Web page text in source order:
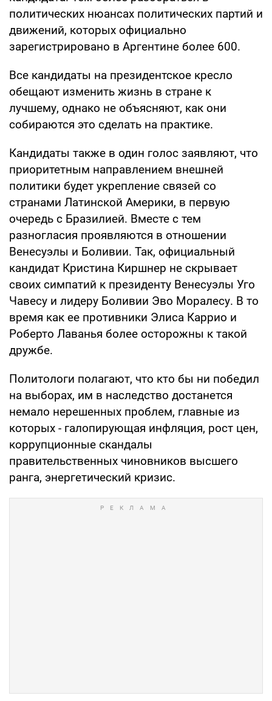
политических нюансах политических партий и
движений, которых официально
зарегистрировано в Аргентине более 600.
Все кандидаты на президентское кресло
обещают изменить жизнь в стране к
лучшему, однако не объясняют, как они
собираются это сделать на практике.
Кандидаты также в один голос заявляют, что
приоритетным направлением внешней
политики будет укрепление связей со
странами Латинской Америки, в первую
очередь с Бразилией. Вместе с тем
разногласия проявляются в отношении
Венесуэлы и Боливии. Так, официальный
кандидат Кристина Киршнер не скрывает
своих симпатий к президенту Венесуэлы Уго
Чавесу и лидеру Боливии Эво Моралесу. В то
время как ее противники Элиса Каррио и
Роберто Лаванья более осторожны к такой
дружбе.
Политологи полагают, что кто бы ни победил
на выборах, им в наследство достанется
немало нерешенных проблем, главные из
которых - галопирующая инфляция, рост цен,
коррупционные скандалы
правительственных чиновников высшего
ранга, энергетический кризис.